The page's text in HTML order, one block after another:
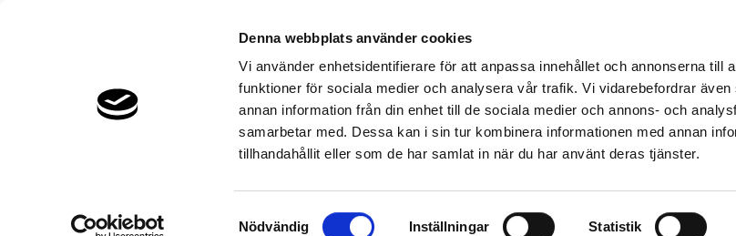
Denna webbplats använder cookies
Vi använder enhetsidentifierare för att anpassa innehållet och annonserna till
funktioner för sociala medier och analysera vår trafik. Vi vidarebefordrar även
annan information från din enhet till de sociala medier och annons- och
samarbetar med. Dessa kan i sin tur kombinera informationen med annan
tillhandahållit eller som de har samlat in när du har använt deras tjänster.
Nödvändig Inställningar Statistik
Bergvärme & Jordvärme Luftvärme Värmepumpar & produkter Kunskap
VÄRMEPUMPAR & PRODUKTER SMARTA TJÄNSTER CURRENT:
POWER PILOT